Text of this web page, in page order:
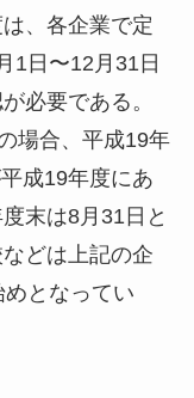
、各企業で定
1日〜12月31日
必要である。
場合、平成19年
成19年度にあ
末は8月31日と
どは上記の企
となってい